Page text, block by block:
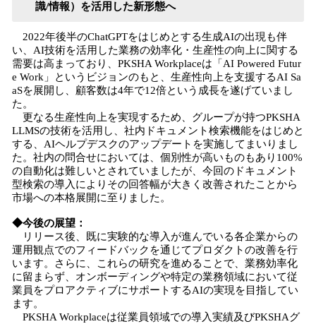
識/情報）を活用した新形態へ
2022年後半のChatGPTをはじめとする生成AIの出現も伴
い、AI技術を活用した業務の効率化・生産性の向上に関する
需要は高まっており、PKSHA Workplaceは「AI Powered Futur
e Work」というビジョンのもと、生産性向上を支援するAI Sa
aSを展開し、顧客数は4年で12倍という成長を遂げていまし
た。
更なる生産性向上を実現するため、グループが持つPKSHA
LLMSの技術を活用し、社内ドキュメント検索機能をはじめと
する、AIヘルプデスクのアップデートを実施してまいりまし
た。社内の問合せにおいては、個別性が高いものもあり100%
の自動化は難しいとされていましたが、今回のドキュメント
型検索の導入によりその回答幅が大きく改善されたことから
市場への本格展開に至りました。
◆今後の展望：
リリース後、既に実験的な導入が進んでいる各企業からの
運用観点でのフィードバックを通じてプロダクトの改善を行
います。さらに、これらの研究を進めることで、業務効率化
に留まらず、オンボーディングや特定の業務領域において従
業員をプロアクティブにサポートするAIの実現を目指してい
ます。
PKSHA Workplaceは従業員領域での導入実績及びPKSHAグ